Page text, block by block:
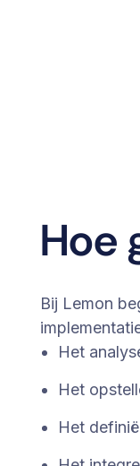
Hoe
Bij Lemon
Het
Het
Het